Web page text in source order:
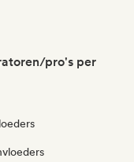
pro's per